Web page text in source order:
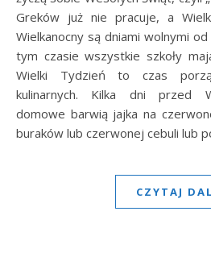
Greków już nie pracuje, a
Wielkanocny są dniami wolnymi
tym czasie wszystkie szkoły
Wielki Tydzień to czas
kulinarnych. Kilka dni przed
domowe barwią jajka na
buraków lub czerwonej cebuli lub
CZYTAJ